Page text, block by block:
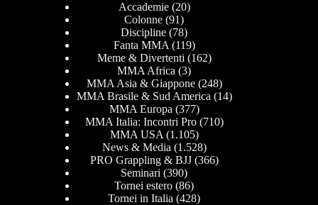
Accademie(20)
Colonne (91)
Discipline (78)
Fanta MMA (119)
Meme & Divertenti (162)
MMA Africa (3)
MMA Asia & Giappone(248)
MMA Brasile & Sud America (14)
MMA Europa (377)
MMA Italia: Incontri Pro(710)
MMA USA (1.105)
News & Media (1.528)
PRO Grappling & BJJ(366)
Seminari (390)
Tornei estero (86)
Tornei in Italia (428)